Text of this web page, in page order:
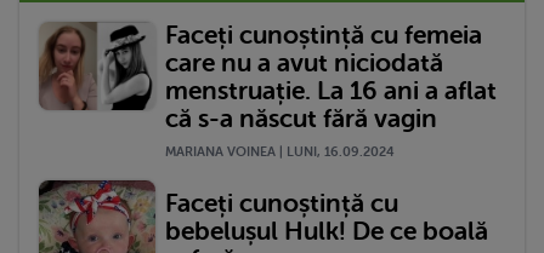
Faceți cunoștință cu femeia
care nu a avut niciodată
menstruație. La 16 ani a aflat
că s-a născut fără vagin
MARIANA VOINEA | LUNI, 16.09.2024
Faceți cunoștință cu
bebelușul Hulk! De ce boală